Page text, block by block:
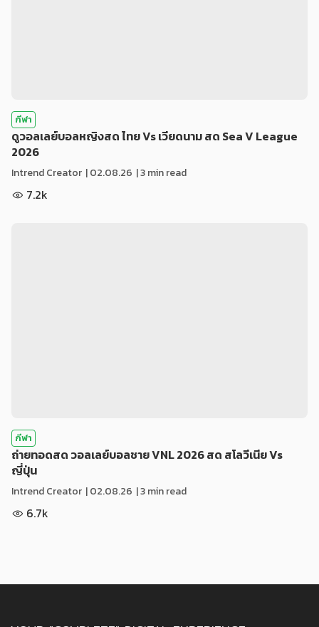
กีฬา
ดูวอลเลย์บอลหญิงสด ไทย Vs เวียดนาม สด Sea V League
2026
Intrend Creator |02.08.26 | 3 min read
7.2k
กีฬา
ถ่ายทอดสด วอลเลย์บอลชาย VNL 2026 สด สโลวีเนีย Vs
ญี่ปุ่น
Intrend Creator |02.08.26 | 3 min read
6.7k